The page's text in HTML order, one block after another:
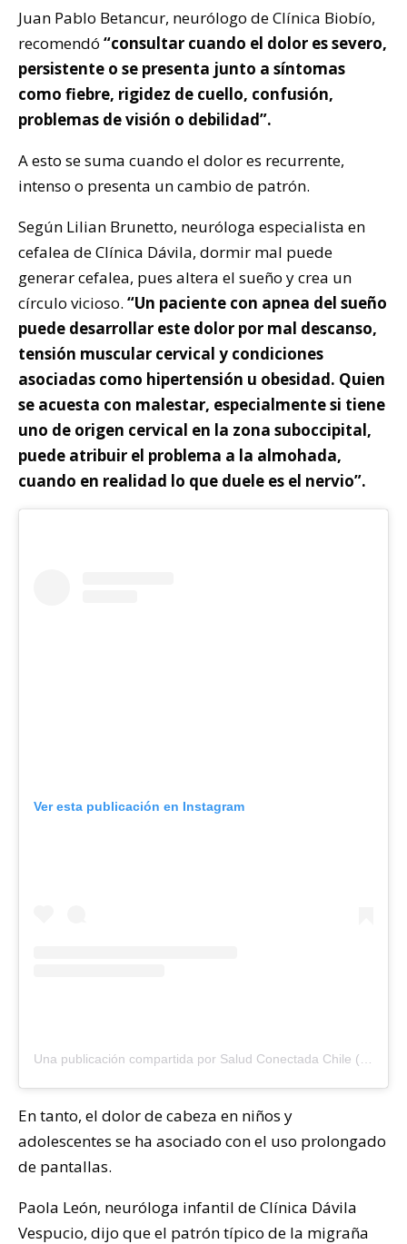
Juan Pablo Betancur, neurólogo de Clínica Biobío,
recomendó “consultar cuando el dolor es severo,
persistente o se presenta junto a síntomas
como fiebre, rigidez de cuello, confusión,
problemas de visión o debilidad”.
A esto se suma cuando el dolor es recurrente,
intenso o presenta un cambio de patrón.
Según Lilian Brunetto, neuróloga especialista en
cefalea de Clínica Dávila, dormir mal puede
generar cefalea, pues altera el sueño y crea un
círculo vicioso. “Un paciente con apnea del sueño
puede desarrollar este dolor por mal descanso,
tensión muscular cervical y condiciones
asociadas como hipertensión u obesidad. Quien
se acuesta con malestar, especialmente si tiene
uno de origen cervical en la zona suboccipital,
puede atribuir el problema a la almohada,
cuando en realidad lo que duele es el nervio”.
Ver esta publicación en Instagram
En tanto, el dolor de cabeza en niños y
adolescentes se ha asociado con el uso prolongado
de pantallas.
Paola León, neuróloga infantil de Clínica Dávila
Vespucio, dijo que el patrón típico de la migraña